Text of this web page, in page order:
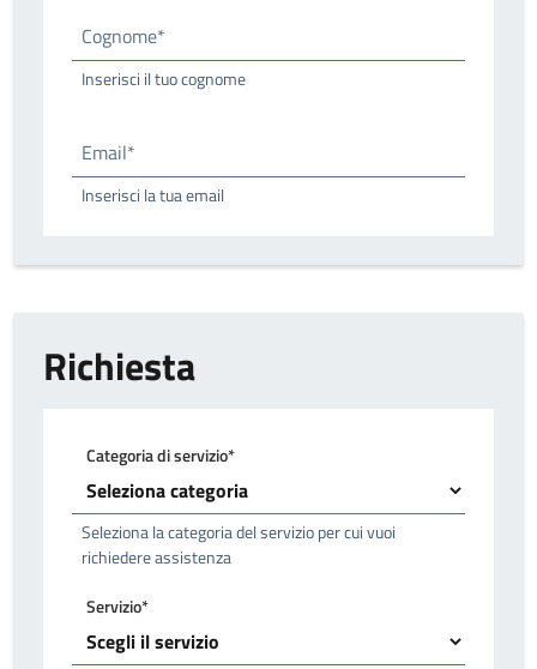
Cognome*
Inserisci il tuo cognome
Email*
Inserisci la tua email
Richiesta
Categoria di servizio*
Seleziona la categoria del servizio per cui vuoi
richiedere assistenza
Servizio*